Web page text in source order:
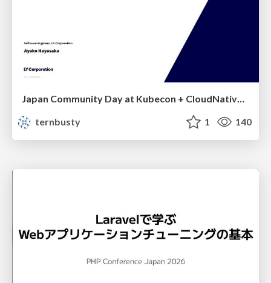
Japan Community Day at Kubecon + CloudNativeCon Japan 2026: Learning Container Privilege Control by Building My Own Low-Level Container Runtime
ternbusty
1 140